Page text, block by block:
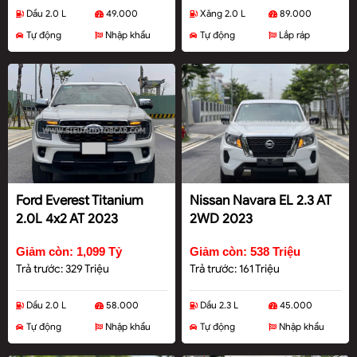
Dầu 2.0 L
49.000
Tự động
Nhập khẩu
Xăng 2.0 L
89.000
Tự động
Lắp ráp
Ford Everest Titanium
2.0L 4x2 AT 2023
Giảm còn: 1,099 Tỷ
Trả trước: 329 Triệu
Dầu 2.0 L
58.000
Tự động
Nhập khẩu
Nissan Navara EL 2.3 AT
2WD 2023
Giảm còn: 538 Triệu
Trả trước: 161 Triệu
Dầu 2.3 L
45.000
Tự động
Nhập khẩu